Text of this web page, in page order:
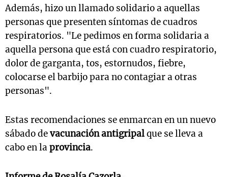
Además, hizo un llamado solidario a aquellas
personas que presenten síntomas de cuadros
respiratorios. "Le pedimos en forma solidaria a
aquella persona que está con cuadro respiratorio,
dolor de garganta, tos, estornudos, fiebre,
colocarse el barbijo para no contagiar a otras
personas".
Estas recomendaciones se enmarcan en un nuevo
sábado devacunación antigripalque se lleva a
cabo en laprovincia.